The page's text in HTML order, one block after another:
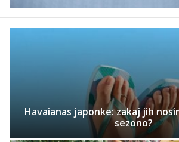
Havaianas japonke: zakaj jih
sezono?